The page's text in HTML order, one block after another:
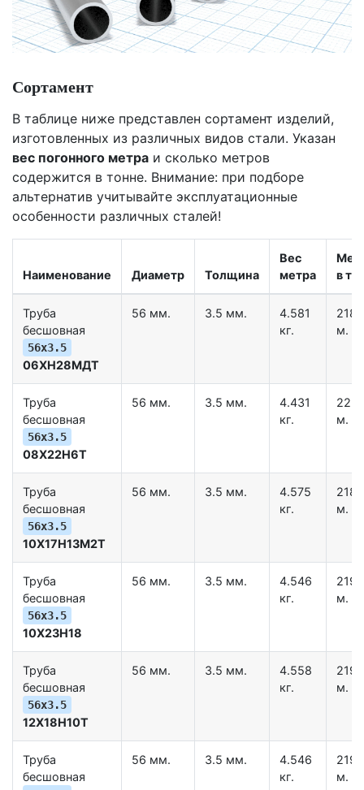
Сортамент
В таблице ниже представлен сортамент изделий,
изготовленных из различных видов стали. Указан
вес погонного метра и сколько метров
содержится в тонне. Внимание: при подборе
альтернатив учитывайте эксплуатационные
особенности различных сталей!
Наименование Диаметр Толщина
Вес
метра
в тн.
Труба
бесшовная
56х3.5
06ХН28МДТ
56 мм. 3.5 мм.
4.581
кг.
м.
Труба
бесшовная
56х3.5
08Х22Н6Т
56 мм. 3.5 мм.
4.431
кг.
м.
Труба
бесшовная
56х3.5
10Х17Н13М2Т
56 мм. 3.5 мм.
4.575
кг.
м.
Труба
бесшовная
56х3.5
10Х23Н18
56 мм. 3.5 мм.
4.546
кг.
м.
Труба
бесшовная
56х3.5
12Х18Н10Т
56 мм. 3.5 мм.
4.558
кг.
м.
Труба
бесшовная
56 мм. 3.5 мм.
4.546
кг.
м.